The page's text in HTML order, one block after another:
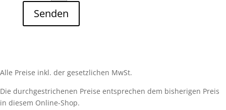
Senden
Alle Preise inkl. der gesetzlichen MwSt.
Die durchgestrichenen Preise entsprechen dem bisherigen Preis
in diesem Online-Shop.